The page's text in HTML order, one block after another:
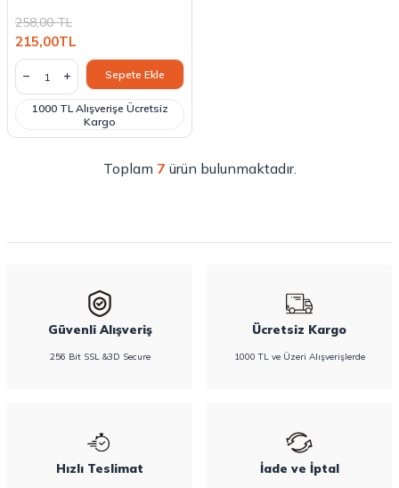
258,00TL
215,00TL
Sepete Ekle
1000 TL Alışverişe Ücretsiz
Kargo
Toplam 7 ürün bulunmaktadır.
Güvenli Alışveriş
256 Bit SSL &3D Secure
Ücretsiz Kargo
1000 TL ve Üzeri Alışverişlerde
Hızlı Teslimat İade ve İptal